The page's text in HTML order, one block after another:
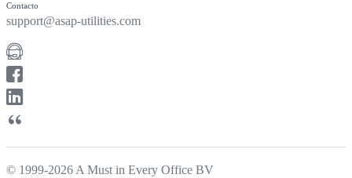
Contacto
support@asap-utilities.com
© 1999-2026 A Must in Every Office BV